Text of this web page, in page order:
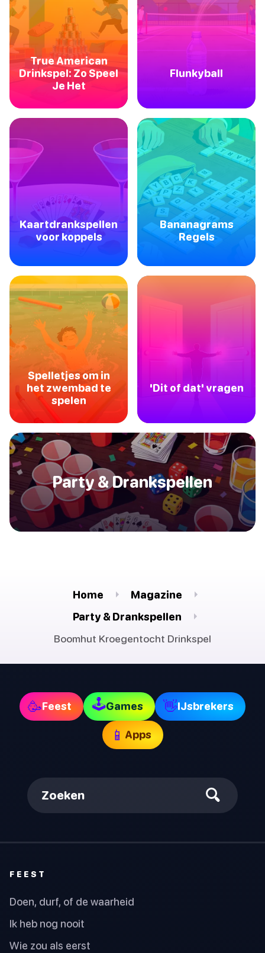
True American
Drinkspel: Zo Speel
Je Het
Flunkyball
Kaartdrankspellen
voor koppels
Bananagrams
Regels
Spelletjes om in
het zwembad te
spelen
'Dit of dat' vragen
Party & Drankspellen
Home
Magazine
Party & Drankspellen
Boomhut Kroegentocht Drinkspel
🥳Feest 🕹Games 👋IJsbrekers
📱 Apps
Zoeken
FEEST
Doen, durf, of de waarheid
Ik heb nog nooit
Wie zou als eerst